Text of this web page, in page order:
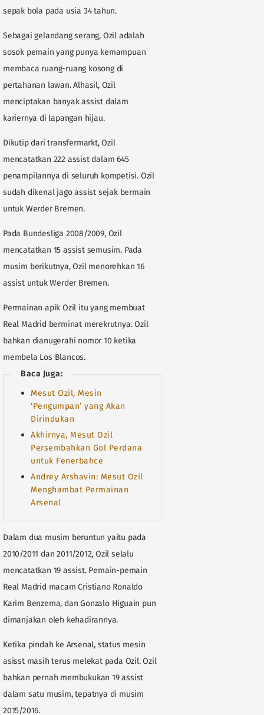
sepak bola pada usia 34 tahun.
Sebagai gelandang serang, Ozil adalah
sosok pemain yang punya kemampuan
membaca ruang-ruang kosong di
pertahanan lawan. Alhasil, Ozil
menciptakan banyak assist dalam
kariernya di lapangan hijau.
Dikutip dari transfermarkt, Ozil
mencatatkan 222 assist dalam 645
penampilannya di seluruh kompetisi. Ozil
sudah dikenal jago assist sejak bermain
untuk Werder Bremen.
Pada Bundesliga 2008/2009, Ozil
mencatatkan 15 assist semusim. Pada
musim berikutnya, Ozil menorehkan 16
assist untuk Werder Bremen.
Permainan apik Ozil itu yang membuat
Real Madrid berminat merekrutnya. Ozil
bahkan dianugerahi nomor 10 ketika
membela Los Blancos.
Baca Juga:
Mesut Ozil, Mesin
‘Pengumpan’ yang Akan
Dirindukan
Akhirnya, Mesut Ozil
Persembahkan Gol Perdana
untuk Fenerbahce
Andrey Arshavin: Mesut Ozil
Menghambat Permainan
Arsenal
Dalam dua musim beruntun yaitu pada
2010/2011 dan 2011/2012, Ozil selalu
mencatatkan 19 assist. Pemain-pemain
Real Madrid macam Cristiano Ronaldo
Karim Benzema, dan Gonzalo Higuain pun
dimanjakan oleh kehadirannya.
Ketika pindah ke Arsenal, status mesin
asisst masih terus melekat pada Ozil. Ozil
bahkan pernah membukukan 19 assist
dalam satu musim, tepatnya di musim
2015/2016.